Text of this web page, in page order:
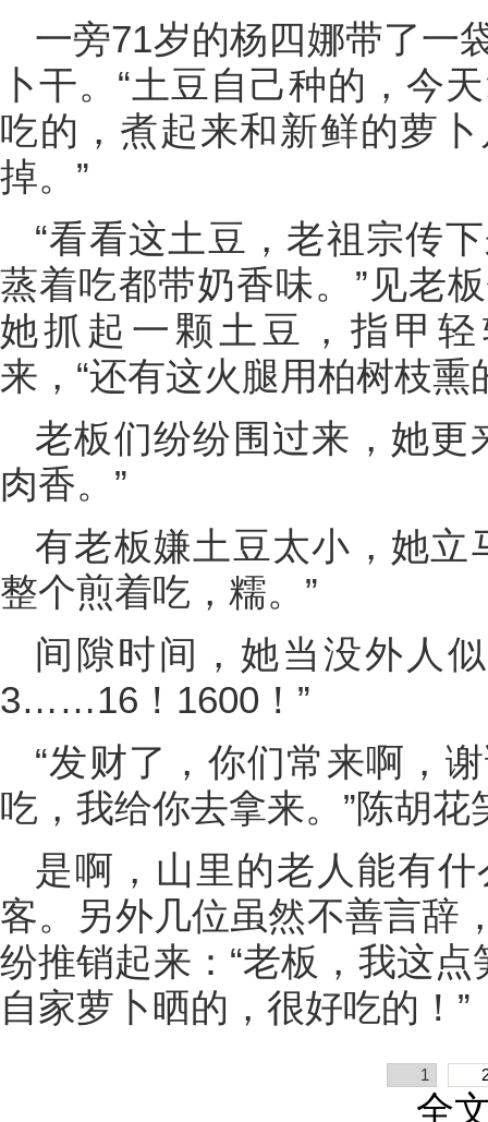
一旁71岁的杨四娜带了一
卜干。“土豆自己种的，今
吃的，煮起来和新鲜的萝
掉。”
“看看这土豆，老祖宗传
蒸着吃都带奶香味。”见老
她抓起一颗土豆，指甲
来，“还有这火腿用柏树枝
老板们纷纷围过来，她更
肉香。”
有老板嫌土豆太小，她立
整个煎着吃，糯。”
间隙时间，她当没外人
3……16！1600！”
“发财了，你们常来啊，
吃，我给你去拿来。”陈胡
是啊，山里的老人能有
客。另外几位虽然不善言辞
纷推销起来：“老板，我这
自家萝卜晒的，很好吃的！”
1
全